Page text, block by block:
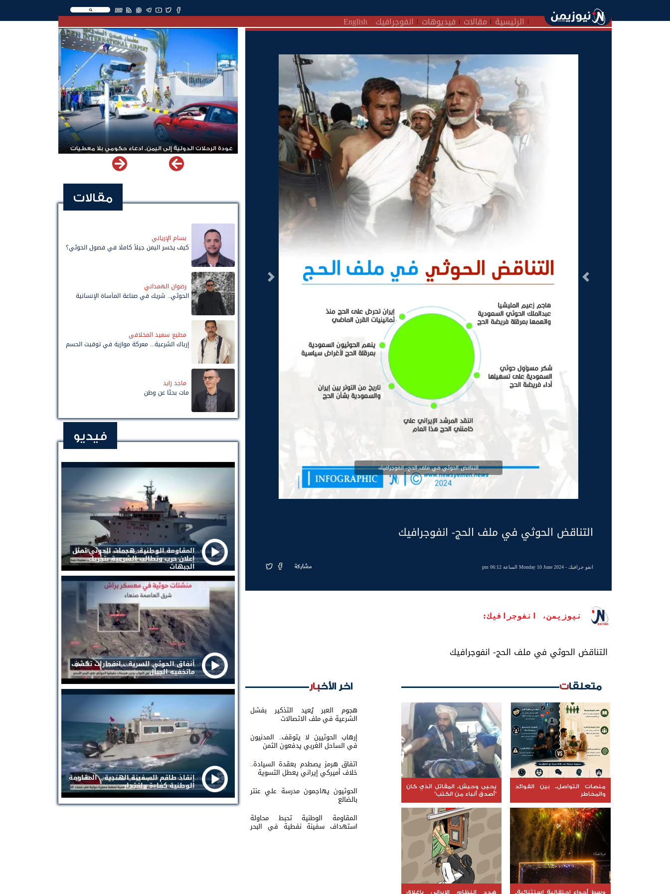
EN
الرئيسية مقالات فيديوهات انفوجرافيك English
التناقض الحوثي في ملف الحج- انفوجرافيك
السابق التالى
التناقض الحوثي في ملف الحج- انفوجرافيك
انفو جرافيك- Monday 10 June 2024 الساعة 06:12 pm مشاركة
نيوزيمن، انفوجرافيك:
التناقض الحوثي في ملف الحج- انفوجرافيك
متعلقات
منصات التواصل.. بين الفوائد
والمخاطر
يحيى وحيش.. المقاتل الذي كان
"أصدق أنباء من الكتب"
وسط أجواء احتفالية استثنائية.. هدد النظام الإيراني بإغلاق
اخر الأخبار
هجوم العبر يُعيد التذكير بفشل
الشرعية في ملف الاتصالات
إرهاب الحوثيين لا يتوقف.. المدنيون
في الساحل الغربي يدفعون الثمن
اتفاق هرمز يصطدم بعقدة السيادة..
خلاف أميركي إيراني يعطل التسوية
الحوثيون يهاجمون مدرسة علي عنتر
بالضالع
المقاومة الوطنية تحبط محاولة
استهداف سفينة نفطية في البحر
عودة الرحلات الدولية إلى اليمن.. ادعاء حكومي بلا معطيات
مقالات
بسام الإرياني
كيف يخسر اليمن جيلاً كاملًا في فصول الحوثي؟
رضوان الهمداني
الحوثي.. شريك في صناعة المأساة الإنسانية
مطيع سعيد المخلافي
إرباك الشرعية... معركة موازية في توقيت الحسم
ماجد زايد
مات بحثًا عن وطن
فيديو
المقاومة الوطنية: هجمات الحوثي تمثل
إعلان حرب وتطالب الشرعية بتحريك
الجبهات
أنفاق الحوثي السرية .. انفجارات تكشف
ماتخفيه الجبال
إنقاذ طاقم السفينة الهندية .. المقاومة
الوطنية كفاءة واقتدار